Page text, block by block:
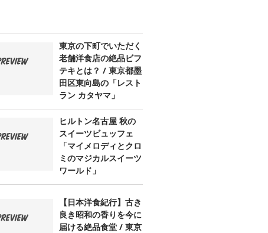
東京の下町でいただく
老舗洋食店の絶品ビフ
テキとは？ / 東京都墨
田区東向島の「レスト
ラン カタヤマ」
ヒルトン名古屋 秋の
スイーツビュッフェ
「マイメロディとクロ
ミのマジカルスイーツ
ワールド」
【日本洋食紀行】古き
良き昭和の香りを今に
届ける絶品食堂 / 東京